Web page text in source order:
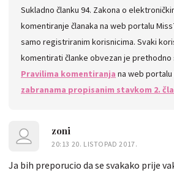
Sukladno članku 94. Zakona o
komentiranje članaka na web portalu
samo registriranim korisnicima. Svaki
komentirati članke obvezan je prethodno
Pravilima komentiranja na web portalu
zabranama propisanim stavkom 2.
zoni
20:13 20. LISTOPAD 2017.
Ja bih preporucio da se svakako prije